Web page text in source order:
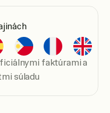
faktúrami a
súladu